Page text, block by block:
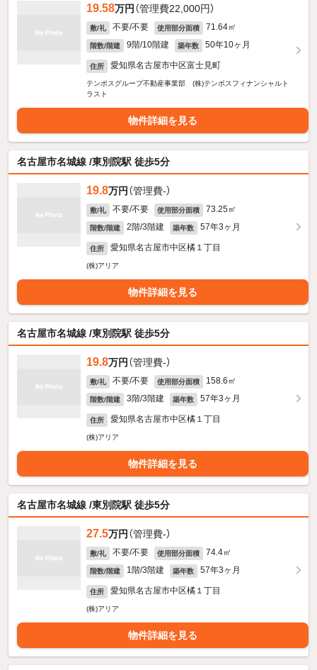
19.58万円 （管理費22,000円）
敷/礼 不要/不要 使用部分面積 71.64㎡
階数/階建 9階/10階建 築年数 50年10ヶ月
住所 愛知県名古屋市中区富士見町
テンポスグループ不動産事業部 (株)テンポスフィナンシャルト
ラスト
物件詳細を見る
名古屋市名城線 /東別院駅 徒歩5分
19.8万円 （管理費-）
敷/礼 不要/不要 使用部分面積 73.25㎡
階数/階建 2階/3階建 築年数 57年3ヶ月
住所 愛知県名古屋市中区橘１丁目
(株)アリア
物件詳細を見る
名古屋市名城線 /東別院駅 徒歩5分
19.8万円 （管理費-）
敷/礼 不要/不要 使用部分面積 158.6㎡
階数/階建 3階/3階建 築年数 57年3ヶ月
住所 愛知県名古屋市中区橘１丁目
(株)アリア
物件詳細を見る
名古屋市名城線 /東別院駅 徒歩5分
27.5万円 （管理費-）
敷/礼 不要/不要 使用部分面積 74.4㎡
階数/階建 1階/3階建 築年数 57年3ヶ月
住所 愛知県名古屋市中区橘１丁目
(株)アリア
物件詳細を見る